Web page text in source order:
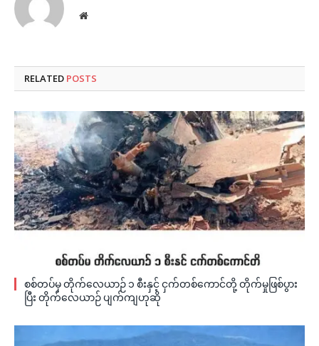
Website
RELATED POSTS
စစ်တပ်မှ တိုက်လေယာဉ် ၁ စီးနှင့် ငှက်တစ်ကောင်တို့ တိုက်မှုဖြစ်ပွား
ပြီး တိုက်လေယာဉ် ပျက်ကျဟုဆို